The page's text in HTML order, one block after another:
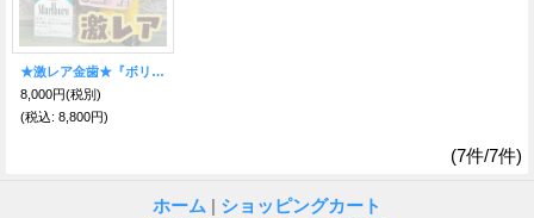
★激レア金歯★『ボリビア産！』青い瞳のボリビアンフェイス♪ 荷物たっぷり【金歯さま】エケコ(エケッコ)人形 Lサイズ(約18cm)
8,000円(税別)
(税込: 8,800円)
(7件/7件)
ホーム | ショッピングカート